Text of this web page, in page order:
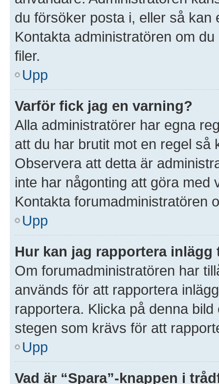
du försöker posta i, eller så kan
Kontakta administratören om
filer.
Upp
Varför fick jag en varning?
Alla administratörer har egna
att du har brutit mot en regel så
Observera att detta är
inte har någonting att göra med
Kontakta forumadministratören
Upp
Hur kan jag rapportera
Om forumadministratören har
används för att rapportera
rapportera. Klicka på denna
stegen som krävs för att
Upp
Vad är “Spara”-knappen i